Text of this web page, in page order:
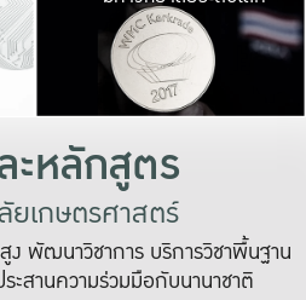
เปลี่ยนแปลง แล
เพื่อทำง
ระบบสารสนเทศ
หลักสูตร
ยเกษตรศาสตร์
พัฒนาวิชาการ บริการวิชาพื้นฐาน
ะสานความร่วมมือกับนานาชาติ